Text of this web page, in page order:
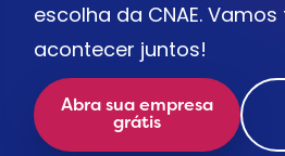
escolha da CNAE.
acontecer juntos!
Abra sua empresa
grátis